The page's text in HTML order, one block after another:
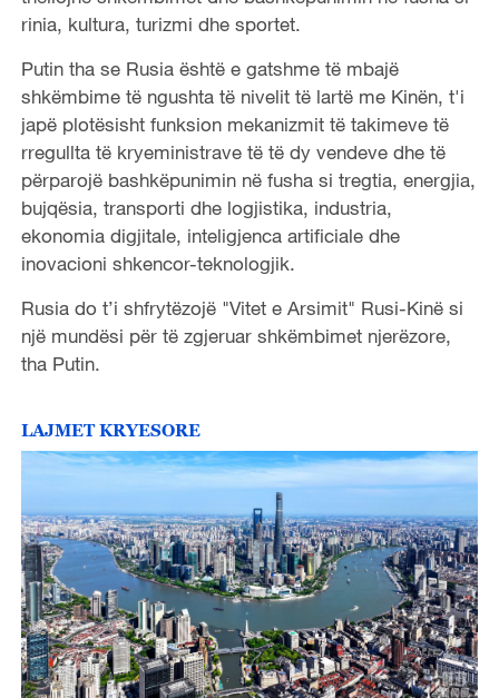
rinia, kultura, turizmi dhe sportet.
Putin tha se Rusia është e gatshme të mbajë
shkëmbime të ngushta të nivelit të lartë me Kinën, t'i
japë plotësisht funksion mekanizmit të takimeve të
rregullta të kryeministrave të të dy vendeve dhe të
përparojë bashkëpunimin në fusha si tregtia, energjia,
bujqësia, transporti dhe logjistika, industria,
ekonomia digjitale, inteligjenca artificiale dhe
inovacioni shkencor-teknologjik.
Rusia do t’i shfrytëzojë "Vitet e Arsimit" Rusi-Kinë si
një mundësi për të zgjeruar shkëmbimet njerëzore,
tha Putin.
LAJMET KRYESORE